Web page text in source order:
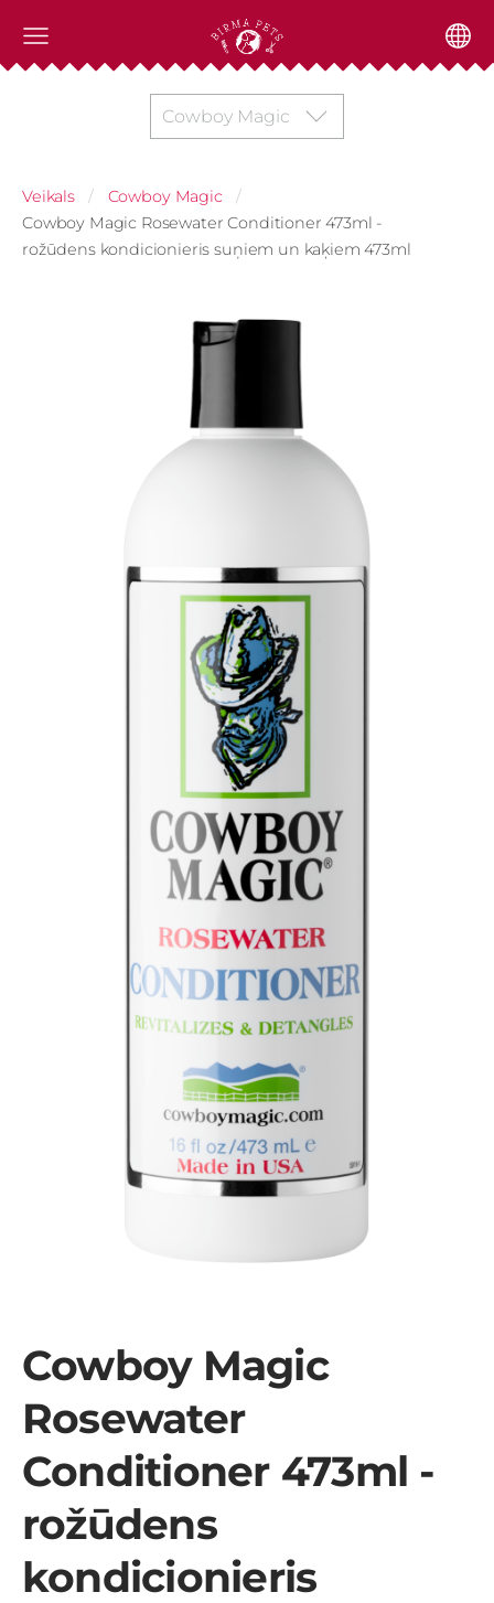
Cowboy Magic
Veikals
Cowboy Magic
Cowboy Magic Rosewater Conditioner 473ml -
rožūdens kondicionieris suņiem un kaķiem 473ml
Cowboy Magic
Rosewater
Conditioner 473ml -
rožūdens
kondicionieris